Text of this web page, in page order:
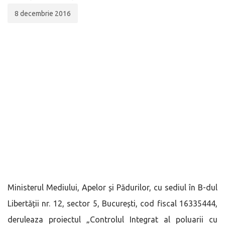
8 decembrie 2016
Ministerul Mediului, Apelor și Pădurilor, cu sediul în B-dul
Libertății nr. 12, sector 5, București, cod fiscal 16335444,
deruleaza proiectul „Controlul Integrat al poluarii cu